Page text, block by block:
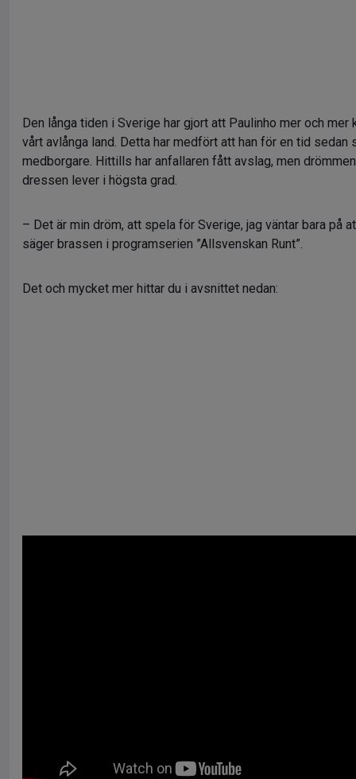
Den långa tiden i Sverige har gjort att Paulinho mer och mer
vårt avlånga land. Detta har medfört att han för en tid
medborgare. Hittills har anfallaren fått avslag, men
dressen lever i högsta grad.
– Det är min dröm, att spela för Sverige, jag väntar bara på
säger brassen i programserien ”Allsvenskan Runt”.
Det och mycket mer hittar du i avsnittet nedan: